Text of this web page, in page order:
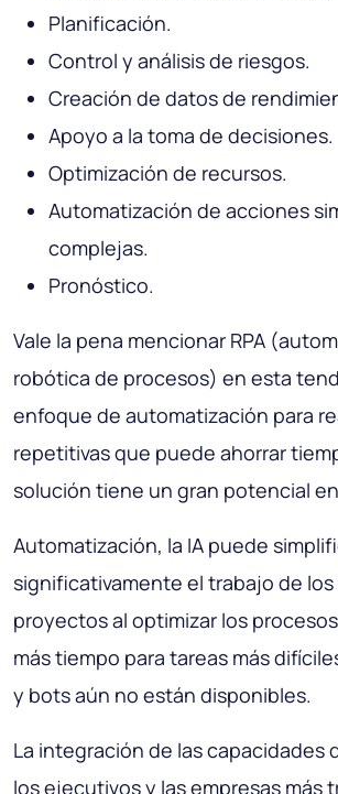
Planificación.
Control y análisis de riesgos.
Creación de datos de
Apoyo a la toma de decisiones.
Optimización de recursos.
Automatización de acciones
complejas.
Pronóstico.
Vale la pena mencionar RPA
robótica de procesos) en esta
enfoque de automatización para
repetitivas que puede ahorrar
solución tiene un gran potencial
Automatización, la IA puede
significativamente el trabajo de
proyectos al optimizar los
más tiempo para tareas más
y bots aún no están disponibles.
La integración de las capacidades
los ejecutivos y las empresas más